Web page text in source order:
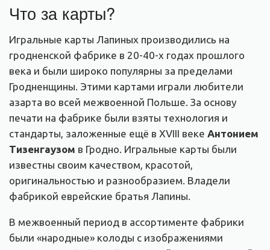
Что за карты?
Игральные карты Лапиных производились на
гродненской фабрике в 20-40-х годах прошлого
века и были широко популярны за пределами
Гродненщины. Этими картами играли любители
азарта во всей межвоенной Польше. За основу
печати на фабрике были взяты технология и
стандарты, заложенные ещё в XVIII веке Антонием
Тизенгаузом в Гродно. Игральные карты были
известны своим качеством, красотой,
оригинальностью и разнообразием. Владели
фабрикой еврейские братья Лапины.
В межвоенный период в ассортименте фабрики
были «народные» колоды с изображениями